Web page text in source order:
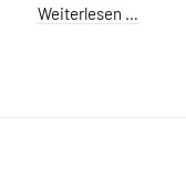
Weiterlesen …